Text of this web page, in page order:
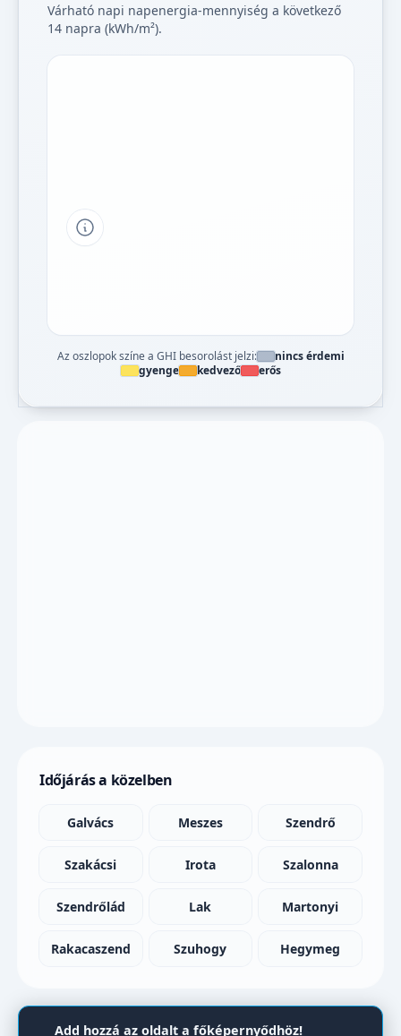
Várható napi napenergia-mennyiség a következő
14 napra (kWh/m²).
Tipp a grafikon jelmagyarázatához
Az oszlopok színe a GHI besorolást jelzi:
nincs érdemi
gyenge
kedvező erős
Időjárás a közelben
Galvács Meszes Szendrő
Szakácsi Irota Szalonna
Szendrőlád Lak Martonyi
Rakacaszend Szuhogy Hegymeg
Add hozzá az oldalt a főképernyődhöz!